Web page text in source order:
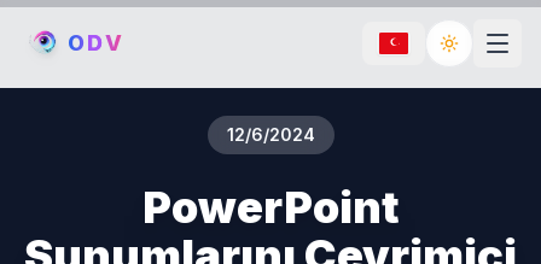
ODV Toggle
12/6/2024
PowerPoint